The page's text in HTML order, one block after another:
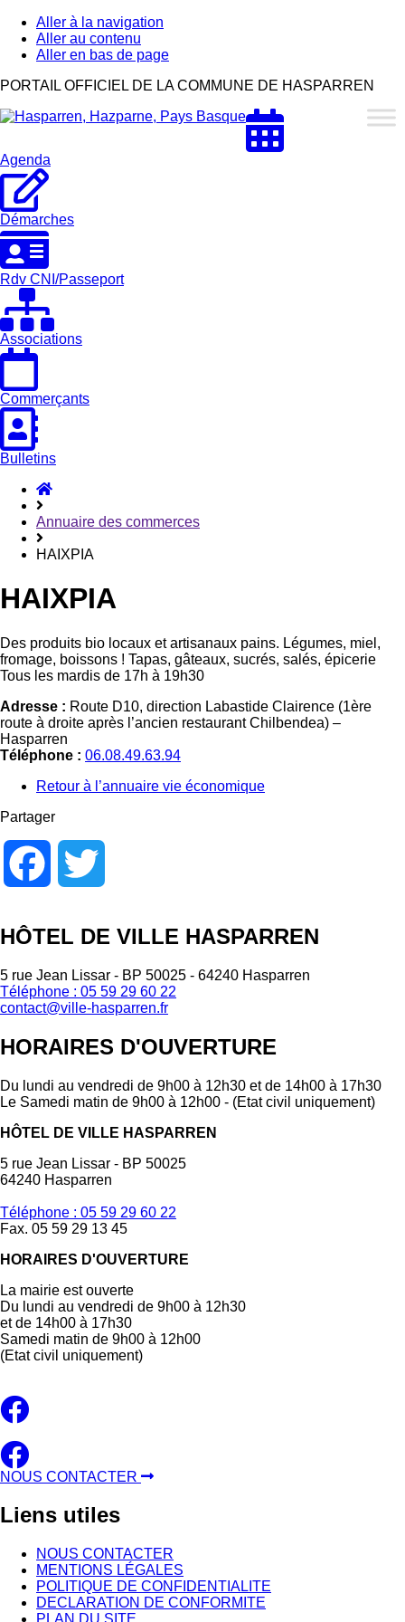
Aller à la navigation
Aller au contenu
Aller en bas de page
Hasparren,
Pays
PORTAIL OFFICIEL DE LA COMMUNE DE HASPARREN
Agenda
Démarches
Rdv CNI/Passeport
Associations
Commerçants
Bulletins
Accueil
Annuaire des commerces
HAIXPIA
HAIXPIA
Des produits bio locaux et artisanaux pains. Légumes, miel,
fromage, boissons ! Tapas, gâteaux, sucrés, salés, épicerie
Tous les mardis de 17h à 19h30
Adresse : Route D10, direction Labastide Clairence (1ère
route à droite après l’ancien restaurant Chilbendea) –
Hasparren
Téléphone : 06.08.49.63.94
Retour à l’annuaire vie économique
Partager
Facebook
HÔTEL DE VILLE HASPARREN
5 rue Jean Lissar - BP 50025 - 64240 Hasparren
Téléphone : 05 59 29 60 22
contact@ville-hasparren.fr
HORAIRES D'OUVERTURE
Du lundi au vendredi de 9h00 à 12h30 et de 14h00 à 17h30
Le Samedi matin de 9h00 à 12h00 - (Etat civil uniquement)
HÔTEL DE VILLE HASPARREN
5 rue Jean Lissar - BP 50025
64240 Hasparren
Téléphone : 05 59 29 60 22
Fax. 05 59 29 13 45
HORAIRES D'OUVERTURE
La mairie est ouverte
Du lundi au vendredi de 9h00 à 12h30
et de 14h00 à 17h30
Samedi matin de 9h00 à 12h00
(Etat civil uniquement)
NOUS CONTACTER
Liens utiles
NOUS CONTACTER
MENTIONS LÉGALES
POLITIQUE DE CONFIDENTIALITE
DECLARATION DE CONFORMITE